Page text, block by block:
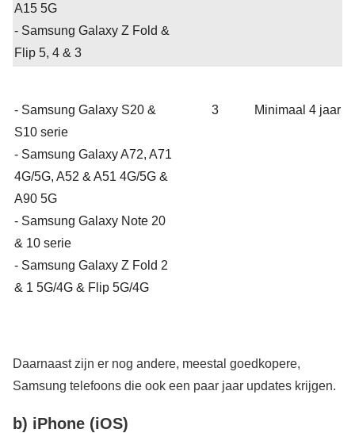
A15 5G
- Samsung Galaxy Z Fold &
Flip 5, 4 & 3
- Samsung Galaxy S20 &
S10 serie
- Samsung Galaxy A72, A71
4G/5G, A52 & A51 4G/5G &
A90 5G
- Samsung Galaxy Note 20
& 10 serie
- Samsung Galaxy Z Fold 2
& 1 5G/4G & Flip 5G/4G
3 Minimaal 4 jaar
Daarnaast zijn er nog andere, meestal goedkopere,
Samsung telefoons die ook een paar jaar updates krijgen.
b) iPhone (iOS)